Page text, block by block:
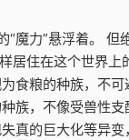
魔力”悬浮着。
住在这个世界
粮的种族，
，不像受兽
的巨大化等异